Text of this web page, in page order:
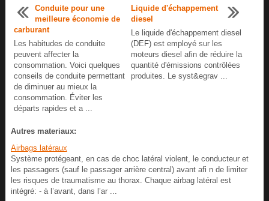
Conduite pour une
meilleure économie de
carburant
Les habitudes de conduite
peuvent affecter la
consommation. Voici quelques
conseils de conduite permettant
de diminuer au mieux la
consommation. Éviter les
départs rapides et a ...
Liquide d'échappement
diesel
Le liquide d'échappement diesel
(DEF) est employé sur les
moteurs diesel afin de réduire la
quantité d'émissions contrôlées
produites. Le syst&egrav ...
Autres materiaux:
Airbags latéraux
Système protégeant, en cas de choc latéral violent, le conducteur et
les passagers (sauf le passager arrière central) avant afi n de limiter
les risques de traumatisme au thorax. Chaque airbag latéral est
intégré: - à l’avant, dans l’ar ...